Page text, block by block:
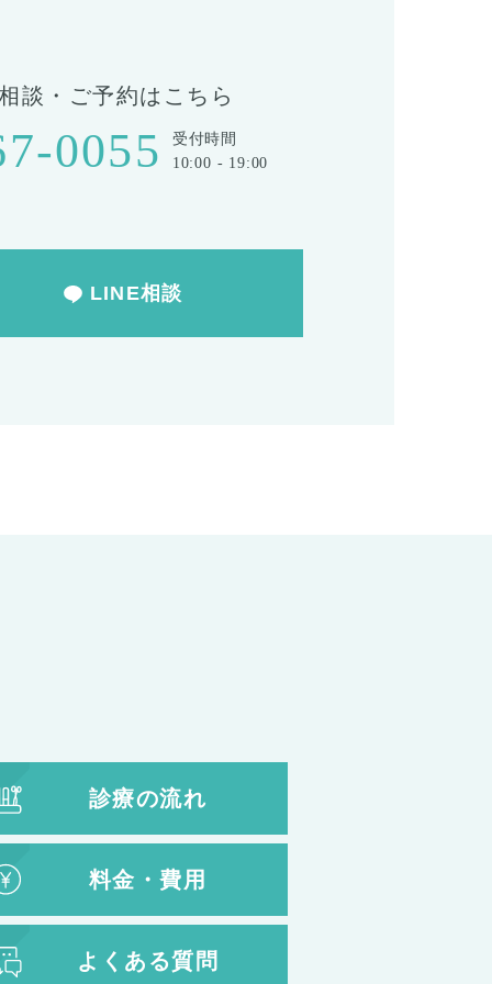
談・ご予約はこちら
0055
受付時間
10:00 - 19:00
LINE相談
診療の流れ
料金・費用
よくある質問